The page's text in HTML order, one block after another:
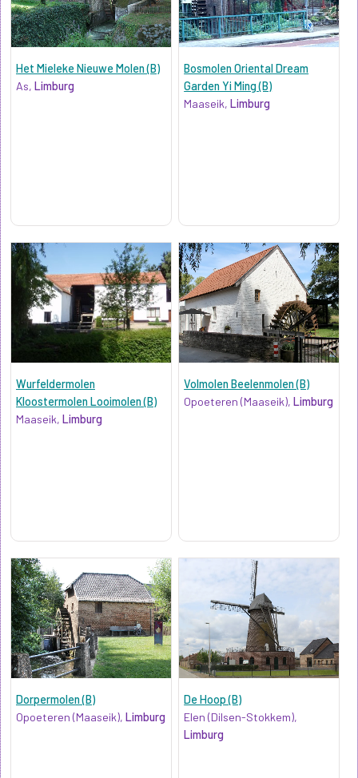
Het Mieleke Nieuwe Molen (B)
As, Limburg
Bosmolen Oriental Dream
Garden Yi Ming (B)
Maaseik,Limburg
Wurfeldermolen
Kloostermolen Looimolen (B)
Maaseik, Limburg
Volmolen Beelenmolen (B)
Opoeteren (Maaseik),Limburg
Dorpermolen (B)
Opoeteren (Maaseik), Limburg
De Hoop (B)
Elen (Dilsen-Stokkem),
Limburg